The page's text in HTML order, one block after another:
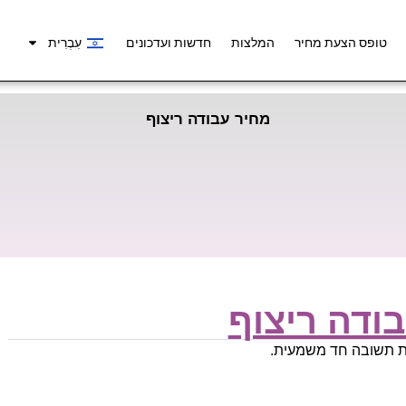
טופס הצעת מחיר המלצות חדשות ועדכונים עִבְרִית
מחיר עבודה ריצוף
ריצוף
תשובה חד משמעית.